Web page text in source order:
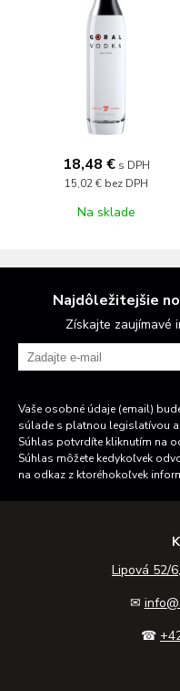
18,48 € s DPH
15,02 € bez DPH
Na sklade
Najdôležitejšie
Získajte zaujímavé
Vaše osobné údaje (email)
súlade s platnou legislatívou
Súhlas potvrdíte kliknutím na
Súhlas môžete kedykoľvek
na odkaz z ktoréhokoľvek
Lipová 52/
✉
☎